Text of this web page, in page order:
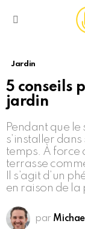
Jardin
5 conseils
jardin
Pendant que
s’installer
temps. À force
terrasse
Il s’agit d’un
en raison de
par